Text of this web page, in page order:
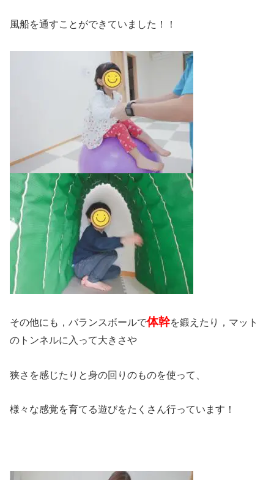
風船を通すことができていました！！
その他にも，バランスボールで体幹を鍛えたり，マット
のトンネルに入って大きさや
狭さを感じたりと身の回りのものを使って、
様々な感覚を育てる遊びをたくさん行っています！